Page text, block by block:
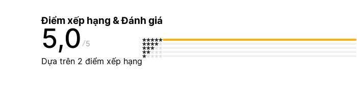
Điểm xếp hạng & Đánh giá
5,0 5
Dựa trên 2 điểm xếp hạng